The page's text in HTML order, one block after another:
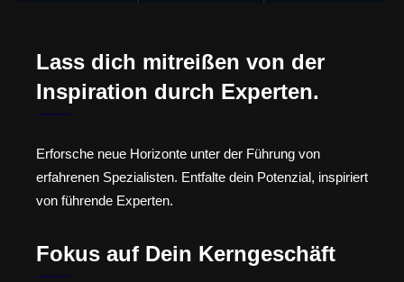
Lass dich mitreißen von der
Inspiration durch Experten.
Erforsche neue Horizonte unter der Führung von
erfahrenen Spezialisten. Entfalte dein Potenzial, inspiriert
von führende Experten.
Fokus auf Dein Kerngeschäft